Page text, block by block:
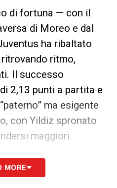
di fortuna — con il
di Moreo e dal
ha ribaltato
ritrovando ritmo,
Il successo
2,13 punti a partita e
ma esigente
con Yildiz spronato
maggiori
Notizie Serie A:
MORE